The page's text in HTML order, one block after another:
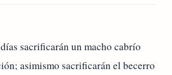
sacrificarán un macho cabrío
asimismo sacrificarán el becerro